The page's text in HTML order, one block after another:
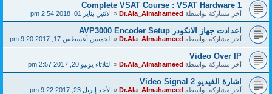
Complete VSAT Course : VSAT Hardware 1
آخر مشاركة بواسطةDr.Ala_Almahameed
«الاثنين يناير 01, 2018 2:54 pm
اعدادت جهاز الانكودر AVP3000 Encoder Setup
آخر مشاركة بواسطةDr.Ala_Almahameed
«الخميس أغسطس 17, 2017 9:20 pm
Video Over IP
آخر مشاركة بواسطةDr.Ala_Almahameed
«الثلاثاء يونيو 20, 2017 2:57 pm
اشارة الفيديو Video Signal 2
آخر مشاركة بواسطةDr.Ala_Almahameed
«الأحد إبريل 23, 2017 9:22 pm